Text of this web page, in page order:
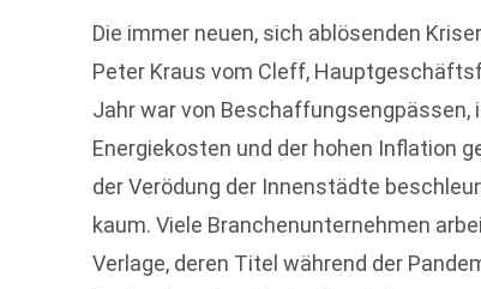
Die immer neuen, sich ablösenden
Peter Kraus vom Cleff,
Jahr war von
Energiekosten und der hohen Inflation
der Verödung der Innenstädte
kaum. Viele Branchenunternehmen
Verlage, deren Titel während der